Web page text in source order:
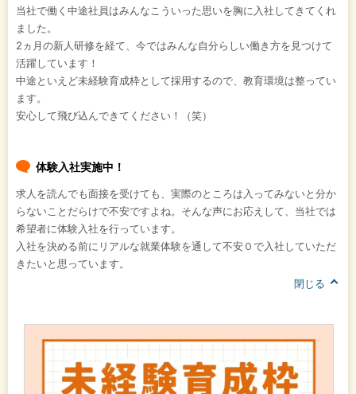
当社で働く中途社員はみんなこういった思いを胸に入社してきてくれ
ました。
2ヵ月の新人研修を経て、今ではみんな自分らしい働き方を見つけて
活躍しています！
中途といえど未経験育成枠として採用するので、教育環境は整ってい
ます。
安心して飛び込んできてください！（笑）
体験入社実施中！
求人を読んでも面接を受けても、実際のところは入ってみないと分か
らないことだらけで不安ですよね。そんな声にお応えして、当社では
希望者に体験入社を行っています。
入社を決める前にリアルな就業体験を通して不安０で入社していただ
きたいと思っています。
閉じる